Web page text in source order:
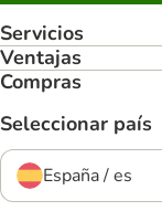
Servicios
Ventajas
Compras
Seleccionar país
España / es